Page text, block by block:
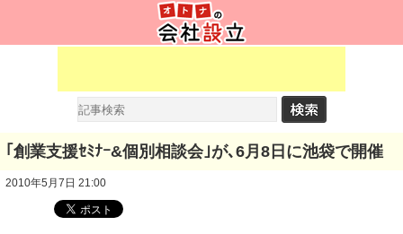
｢創業支援ｾﾐﾅｰ&個別相談会｣が､6月8日に池袋で開催
2010年5月7日 21:00